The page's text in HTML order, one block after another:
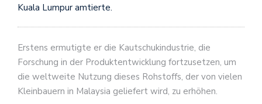
Kuala Lumpur amtierte.
Erstens ermutigte er die Kautschukindustrie, die
Forschung in der Produktentwicklung fortzusetzen, um
die weltweite Nutzung dieses Rohstoffs, der von vielen
Kleinbauern in Malaysia geliefert wird, zu erhöhen.